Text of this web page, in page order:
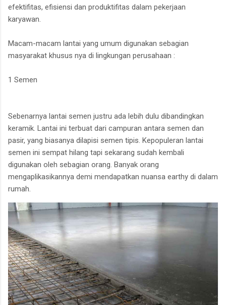
efektifitas, efisiensi dan produktifitas dalam pekerjaan
karyawan.
Macam-macam lantai yang umum digunakan sebagian
masyarakat khusus nya di lingkungan perusahaan :
1 Semen
Sebenarnya lantai semen justru ada lebih dulu dibandingkan
keramik. Lantai ini terbuat dari campuran antara semen dan
pasir, yang biasanya dilapisi semen tipis. Kepopuleran lantai
semen ini sempat hilang tapi sekarang sudah kembali
digunakan oleh sebagian orang. Banyak orang
mengaplikasikannya demi mendapatkan nuansa earthy di dalam
rumah.